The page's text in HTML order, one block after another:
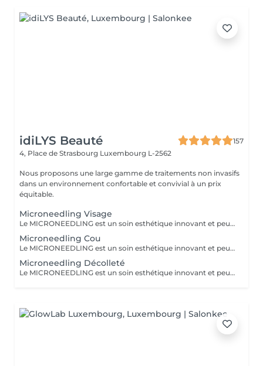
idiLYS Beauté
157
4, Place de Strasbourg Luxembourg L-2562
Nous proposons une large gamme de traitements non invasifs
dans un environnement confortable et convivial à un prix
équitable.
Microneedling Visage
Le MICRONEEDLING est un soin esthétique innovant et peu invasif qui stimule naturellement la régénération de la peau. Grâce à des fines micro-perforation, il relance la production de collagène et d'élastine. La peau est ainsi raffermie, les cicatrices d'acnés et les rides sont atténuées, les pores resserrés et le teint visiblement plus lumineux. Pour des résultats optimaux et durables, un traitement de 5 séances, espacées de 3-6 semaines, est recommandé.
Microneedling Cou
Le MICRONEEDLING est un soin esthétique innovant et peu invasif qui stimule naturellement la régénération de la peau. Grâce à des fines micro-perforation, il relance la production de collagène et d'élastine. La peau est ainsi raffermie, les cicatrices d'acnés et les rides sont atténuées, les pores resserrés et le teint visiblement plus lumineux. Pour des résultats optimaux et durables, un traitement de 5 séances, espacées de 3-6 semaines, est recommandé.
Microneedling Décolleté
Le MICRONEEDLING est un soin esthétique innovant et peu invasif qui stimule naturellement la régénération de la peau. Grâce à des fines micro-perforation, il relance la production de collagène et d'élastine. La peau est ainsi raffermie, les cicatrices d'acnés et les rides sont atténuées, les pores resserrés et le teint visiblement plus lumineux. Pour des résultats optimaux et durables, un traitement de 5 séances, espacées de 3-6 semaines, est recommandé.